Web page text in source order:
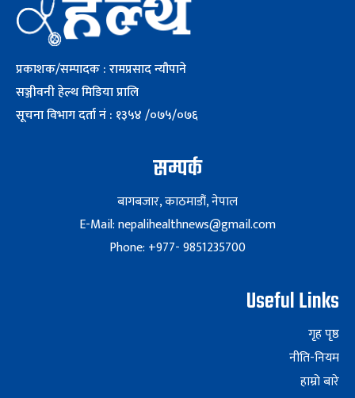
प्रकाशक/सम्पादक : रामप्रसाद न्यौपाने
सञ्जीवनी हेल्थ मिडिया प्रालि
सूचना विभाग दर्ता नं : १३५४ /०७५/०७६
सम्पर्क
बागबजार, काठमाडौं, नेपाल
E-Mail: nepalihealthnews@gmail.com
Phone: +977- 9851235700
Useful Links
गृह पृष्ठ
नीति-नियम
हाम्रो बारे